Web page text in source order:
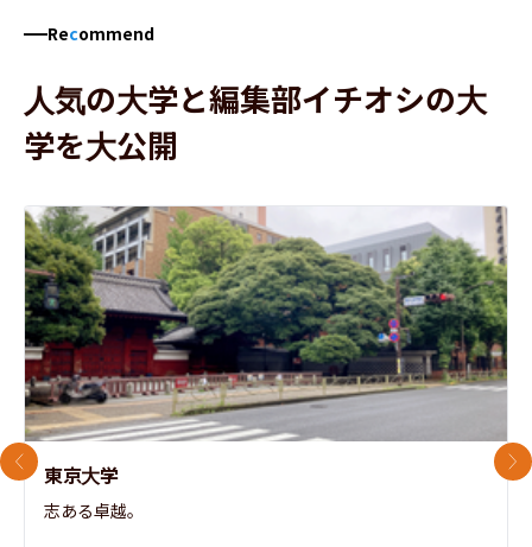
Recommend
人気の大学と編集部イチオシの大
学を大公開
東京大学
志ある卓越。
前のスライド 次